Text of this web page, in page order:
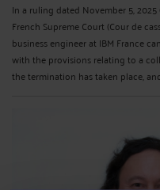
In a ruling dated November 5,
French Supreme Court (Cour de
business engineer at IBM France
with the provisions relating to a
the termination has taken place,